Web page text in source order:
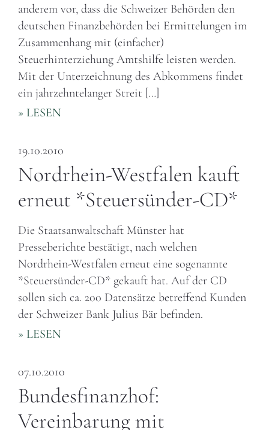
anderem vor, dass die Schweizer Behörden den
deutschen Finanzbehörden bei Ermittelungen im
Zusammenhang mit (einfacher)
Steuerhinterziehung Amtshilfe leisten werden.
Mit der Unterzeichnung des Abkommens findet
ein jahrzehntelanger Streit […]
» LESEN
19.10.2010
Nordrhein-Westfalen kauft
erneut *Steuersünder-CD*
Die Staatsanwaltschaft Münster hat
Presseberichte bestätigt, nach welchen
Nordrhein-Westfalen erneut eine sogenannte
*Steuersünder-CD* gekauft hat. Auf der CD
sollen sich ca. 200 Datensätze betreffend Kunden
der Schweizer Bank Julius Bär befinden.
» LESEN
07.10.2010
Bundesfinanzhof:
Vereinbarung mit